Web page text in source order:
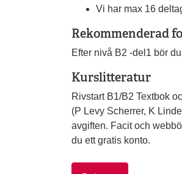
Vi har max 16
Rekommenderad
Efter nivå B2 -del1 bör
Kurslitteratur
Rivstart B1/B2 Textbok
(P Levy Scherrer, K
avgiften. Facit och
du ett gratis konto.